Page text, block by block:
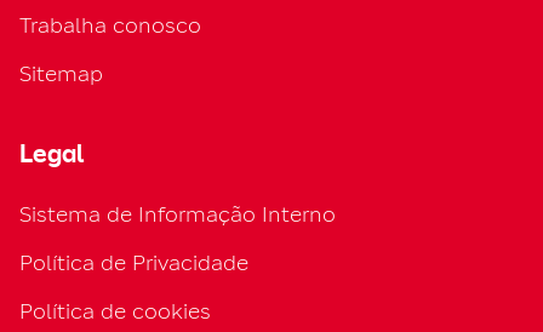
Trabalha conosco
Sitemap
Legal
Sistema de Informação Interno
Política de Privacidade
Política de cookies